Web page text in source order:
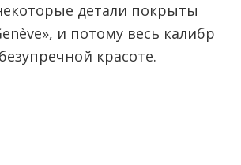
детали покрыты
и потому весь калибр
красоте.